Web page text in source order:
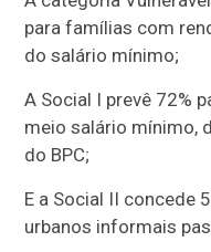
para famílias com
do salário mínimo;
A Social I prevê 72%
meio salário mínimo,
do BPC;
E a Social II concede
urbanos informais